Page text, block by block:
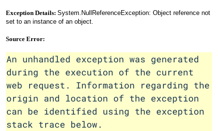
Exception Details: System.NullReferenceException: Object reference not
set to an instance of an object.
Source Error:
An unhandled exception was generated
during the execution of the current
web request. Information regarding the
origin and location of the exception
can be identified using the exception
stack trace below.